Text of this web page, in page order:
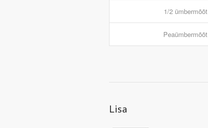
1/2 ümbermõõt
Peaümbermõõt
Lisa